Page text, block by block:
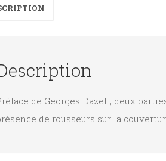
de Georges Dazet ; deux
de rousseurs sur la